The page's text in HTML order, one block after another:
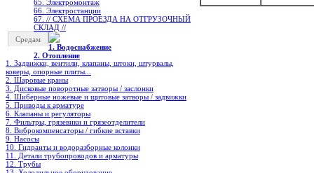
65. Электромонтаж
66. Электростанции
67. // СХЕМА ПРОЕЗДА НА ОТГРУЗОЧНЫЙ
СКЛАД //
Средам
1. Водоснабжение
2. Отопление
1. Задвижки, вентили, клапаны, штоки, штурвалы,
коверы, опорные плиты...
2. Шаровые краны
3. Дисковые поворотные затворы / заслонки
4. Шиберные ножевые и щитовые затворы / задвижки
5. Приводы к арматуре
6. Клапаны и регуляторы
7. Фильтры, грязевики и грязеотделители
8. Виброкомпенсаторы / гибкие вставки
9. Насосы
10. Гидранты и водоразборные колонки
11. Детали трубопроводов и арматуры
12. Трубы